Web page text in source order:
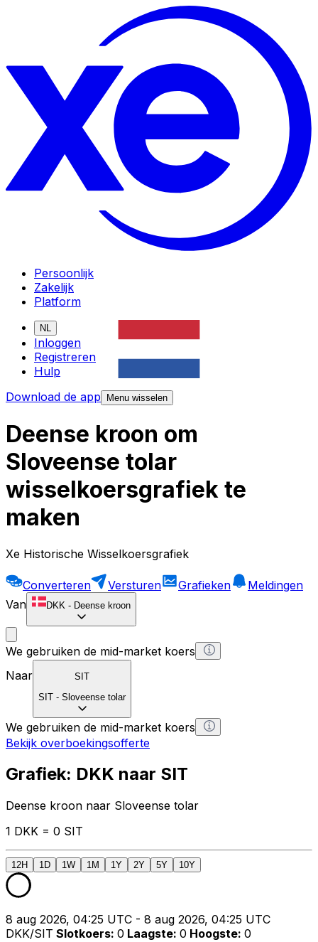
Persoonlijk
Zakelijk
Platform
NL
Inloggen
Registreren
Hulp
Download de app
Menu wisselen
Deense kroon om
Sloveense tolar
wisselkoersgrafiek te
maken
Xe Historische Wisselkoersgrafiek
Converteren Versturen Grafieken
Meldingen
Van
DKK - Deense kroon
We gebruiken de mid-market koers
Naar
SIT
SIT - Sloveense tolar
We gebruiken de mid-market koers
Bekijk overboekingsofferte
Grafiek: DKK naar SIT
Deense kroon naar Sloveense tolar
1 DKK = 0 SIT
12H 1D 1W 1M 1Y 2Y 5Y 10Y
8 aug 2026, 04:25 UTC - 8 aug 2026, 04:25 UTC
DKK/SIT Slotkoers: 0 Laagste: 0 Hoogste: 0